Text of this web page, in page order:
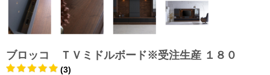
ブロッコ ＴＶミドルボード※受注生産 １８０
(3)